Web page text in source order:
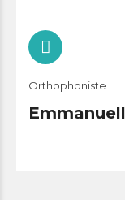
Orthophoniste